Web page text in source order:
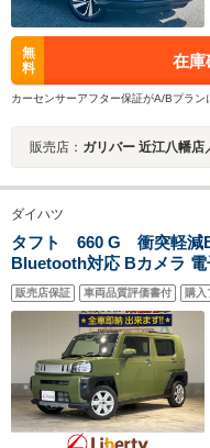
無
料
在庫
カーセンサーアフター保証がA/Bプラン
販売店： ガリバー 近江八幡店
ダイハツ
タフト 660 G 衝突軽減
Bluetooth対応 Bカメラ
ター LEDヘッドライト ス
アイドリングストップ フ
販売店保証 車両品質評価書付 購入